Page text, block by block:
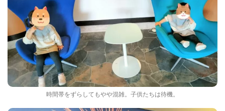
時間帯をずらしてもやや混雑。子供たちは待機。